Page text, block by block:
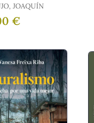
JOAQUÍN
€